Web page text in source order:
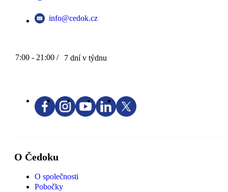
info@cedok.cz
7:00 - 21:00 / 7 dní v týdnu
O Čedoku
O společnosti
Pobočky